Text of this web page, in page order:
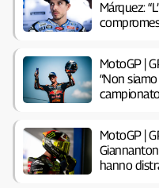
Márquez:
MotoGP |
“Non
MotoGP |
hanno